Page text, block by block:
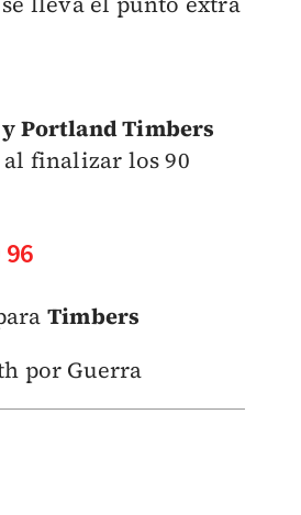
Portland Timbers
al finalizar los 90
Timbers
por Guerra